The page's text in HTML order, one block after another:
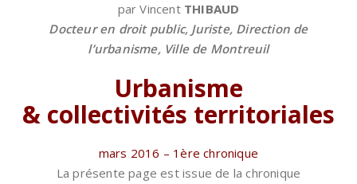
par VincentTHIBAUD
Docteur en droit public, Juriste, Direction de
l’urbanisme, Ville de Montreuil
Urbanisme
& collectivités territoriales
mars 2016 – 1ère chronique
La présente page est issue de la chronique